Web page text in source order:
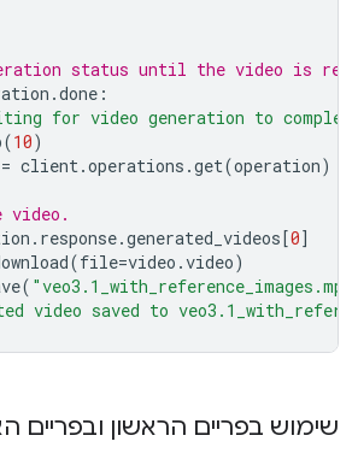
status until the video is
.done :
for video generation to
(10)
= client.operations .get(operation)
video.
. response.generated_videos[0]
(file=video .video)
(
video saved to
שימוש בפריים הראשון ובפריים